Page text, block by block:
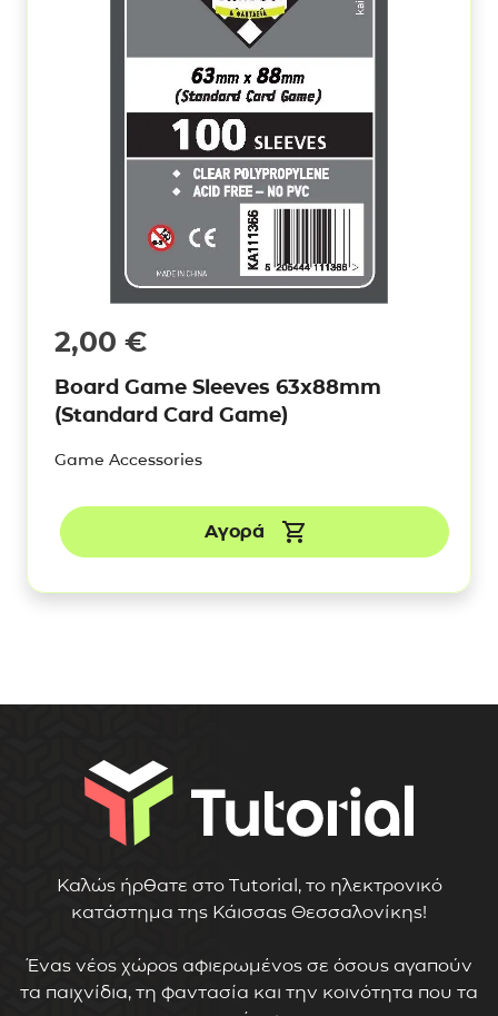
2,00 €
Board Game Sleeves 63x88mm
(Standard Card Game)
Game Accessories
Αγορά
Καλώς ήρθατε στο Tutorial, το ηλεκτρονικό
κατάστημα της Κάισσας Θεσσαλονίκης!
Ένας νέος χώρος αφιερωμένος σε όσους αγαπούν
τα παιχνίδια, τη φαντασία και την κοινότητα που τα